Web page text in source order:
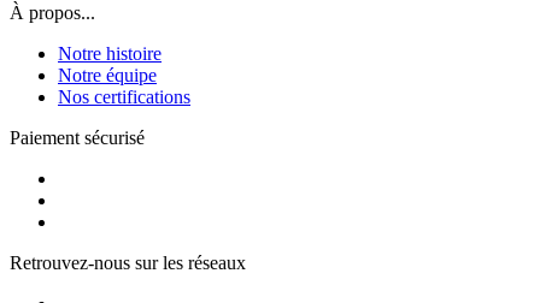
À propos...
Notre histoire
Notre équipe
Nos certifications
Paiement sécurisé
Retrouvez-nous sur les réseaux